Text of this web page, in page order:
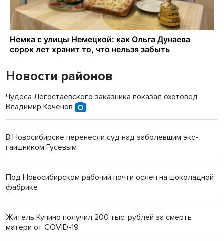
Новости районов
Чудеса Легостаевского заказника показал охотовед
Владимир Коченов
В Новосибирске перенесли суд над заболевшим экс-
гаишником Гусевым
Под Новосибирском рабочий почти ослеп на шоколадной
фабрике
Житель Купино получил 200 тыс. рублей за смерть
матери от COVID-19